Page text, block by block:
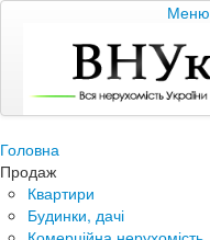
Меню
Головна
Продаж
Квартири
Будинки, дачі